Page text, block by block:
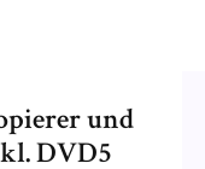
und
DVD5